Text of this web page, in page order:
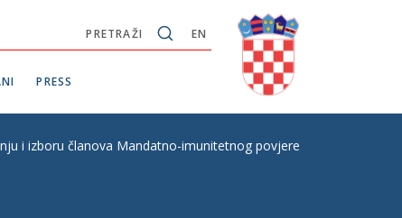
EN
PRETRAŽI
PRESS
i izboru članova Mandatno-imunitetnog povjerenstva